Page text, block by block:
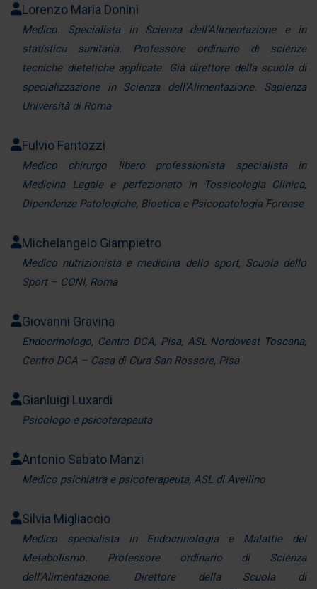
informazioni sul modo in cui utilizza il nostro sito con i
nostri partner che si occupano di analisi dei dati web,
raccolto dal suo utilizzo dei loro servizi.
Lorenzo Maria Donini
Medico. Specialista in Scienza dell’Alimentazione e in
statistica sanitaria. Professore ordinario di scienze
tecniche dietetiche applicate. Già direttore della scuola di
specializzazione in Scienza dell’Alimentazione. Sapienza
Università di Roma
Fulvio Fantozzi
Medico chirurgo libero professionista specialista in
Medicina Legale e perfezionato in Tossicologia Clinica,
Dipendenze Patologiche, Bioetica e Psicopatologia Forense
Michelangelo Giampietro
Medico nutrizionista e medicina dello sport, Scuola dello
Sport – CONI, Roma
Giovanni Gravina
Endocrinologo, Centro DCA, Pisa, ASL Nordovest Toscana,
Centro DCA – Casa di Cura San Rossore, Pisa
Gianluigi Luxardi
Psicologo e psicoterapeuta
Antonio Sabato Manzi
Medico psichiatra e psicoterapeuta, ASL di Avellino
Silvia Migliaccio
Medico specialista in Endocrinologia e Malattie del
Metabolismo. Professore ordinario di Scienza
dell’Alimentazione. Direttore della Scuola di